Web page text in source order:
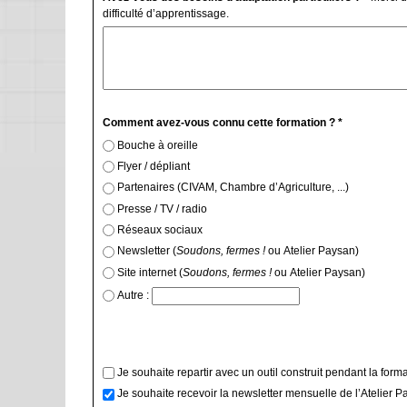
difficulté d’apprentissage.
Comment avez-vous connu cette formation ? *
Bouche à oreille
Flyer / dépliant
Partenaires (CIVAM, Chambre d’Agriculture, ...)
Presse / TV / radio
Réseaux sociaux
Newsletter (Soudons, fermes !ou Atelier Paysan)
Site internet (Soudons, fermes !ou Atelier Paysan)
Autre :
Je souhaite repartir avec un outil construit pendant la
Je souhaite recevoir la newsletter mensuelle de l’Atelier